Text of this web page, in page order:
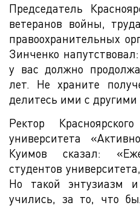
Председатель
ветеранов войны,
правоохранительных
Зинченко
у вас должно
лет. Не храните
делитесь ими с
Ректор
университета
Куимов сказал:
студентов
Но такой энтузиазм
учились, за то, что